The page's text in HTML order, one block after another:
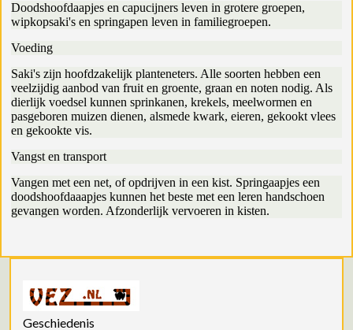
Doodshoofdaapjes en capucijners leven in grotere groepen,
wipkopsaki's en springapen leven in familiegroepen.
Voeding
Saki's zijn hoofdzakelijk planteneters. Alle soorten hebben een
veelzijdig aanbod van fruit en groente, graan en noten nodig. Als
dierlijk voedsel kunnen sprinkanen, krekels, meelwormen en
pasgeboren muizen dienen, alsmede kwark, eieren, gekookt vlees
en gekookte vis.
Vangst en transport
Vangen met een net, of opdrijven in een kist. Springaapjes een
doodshoofdaaapjes kunnen het beste met een leren handschoen
gevangen worden. Afzonderlijk vervoeren in kisten.
Geschiedenis